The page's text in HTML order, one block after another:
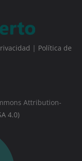
| Política de
Attribution-
4.0)